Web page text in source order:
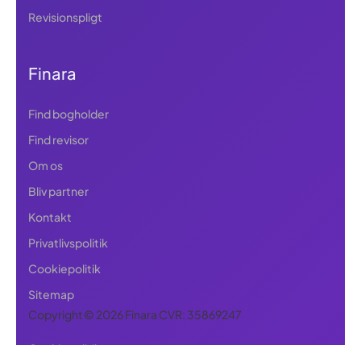
Revisionspligt
Finara
Find bogholder
Find revisor
Om os
Bliv partner
Kontakt
Privatlivspolitik
Cookiepolitik
Sitemap
Copyright © 2026 Finara CVR: 35869247